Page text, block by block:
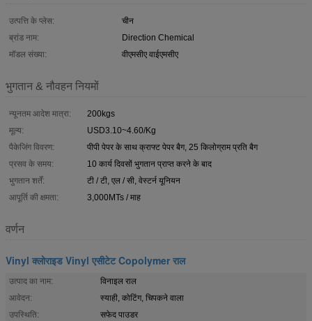
उत्पत्ति के प्लेस:
चीन
ब्रांड नाम:
Direction Chemical
मॉडल संख्या:
वीएमसीए वाईएमसीए
भुगतान & नौवहन नियमों
न्यूनतम आदेश मात्रा:
200kgs
मूल्य:
USD3.10~4.60/Kg
पैकेजिंग विवरण:
पीपी पेपर के साथ क्राफ्ट पेपर बैग, 25 किलोग्राम प्रति बैग
प्रसव के समय:
10 कार्य दिवसों भुगतान प्राप्त करने के बाद
भुगतान शर्तें:
टी / टी, एल / सी, वेस्टर्न यूनियन
आपूर्ति की क्षमता:
3,000MTs / माह
वर्णन
Vinyl क्लोराइड Vinyl एसीटेट Copolymer राल
उत्पाद का नाम:
विनाइल राल
आवेदन:
स्याही, कोटिंग, चिपकने वाला
उपस्थिति:
सफेद पाउडर